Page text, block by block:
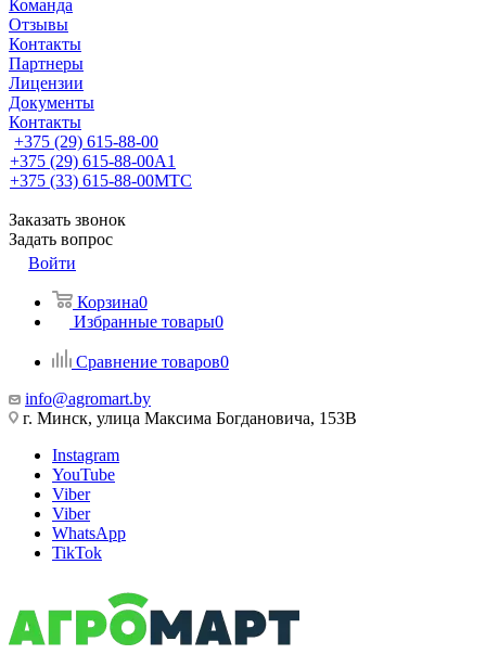
Команда
Отзывы
Контакты
Партнеры
Лицензии
Документы
Контакты
+375 (29) 615-88-00
+375 (29) 615-88-00A1
+375 (33) 615-88-00МТС
Заказать звонок
Задать вопрос
Войти
Корзина0
Избранные товары0
Сравнение товаров0
info@agromart.by
г. Минск, улица Максима Богдановича, 153В
Instagram
YouTube
Viber
Viber
WhatsApp
TikTok